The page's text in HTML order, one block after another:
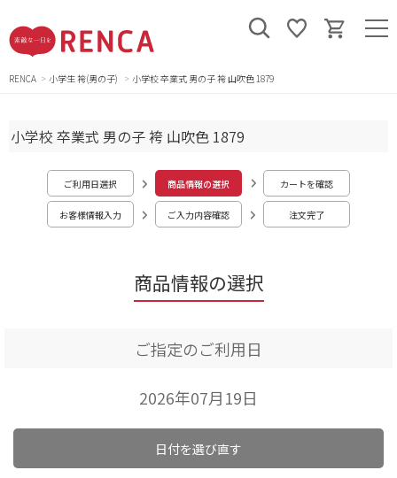
RENCA 小学生 袴(男の子) 小学校 卒業式 男の子 袴 山吹色 1879
商品情報の選択
小学校 卒業式 男の子 袴 山吹色 1879
ご利用日選択 商品情報の選択 カートを確認
お客様情報入力 ご入力内容確認 注文完了
ご指定のご利用日
2026年07月19日
日付を選び直す